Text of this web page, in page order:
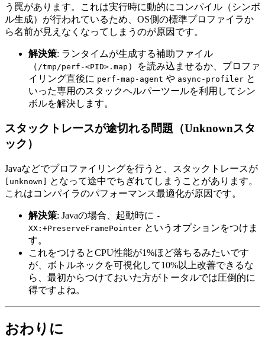
う罠があります。これは実行時に動的にコンパイル（シンボ
ル生成）が行われているため、OS側の標準プロファイラか
ら名前が見えなくなってしまうのが原因です。
解決策: ランタイムが生成する補助ファイル
（ /tmp/perf-<PID>.map ）を読み込ませるか、プロファ
イリング直後に perf-map-agent や async-profiler と
いった専用のスタックヘルパーツールを利用してシン
ボルを解決します。
スタックトレースが途切れる問題（Unknownスタ
ック）
Javaなどでプロファイリングを行うと、スタックトレースが
[unknown]
となって途中でちぎれてしまうことがあります。
これはコンパイラのパフォーマンス最適化が原因です。
解決策: Javaの場合、起動時に -
XX:+PreserveFramePointer というオプションをつけま
す。
これをつけるとCPU性能が1%ほど落ちるみたいです
が、ボトルネックを可視化して10%以上改善できるな
ら、最初からつけておいた方がトータルでは圧倒的に
得ですよね。
おわりに